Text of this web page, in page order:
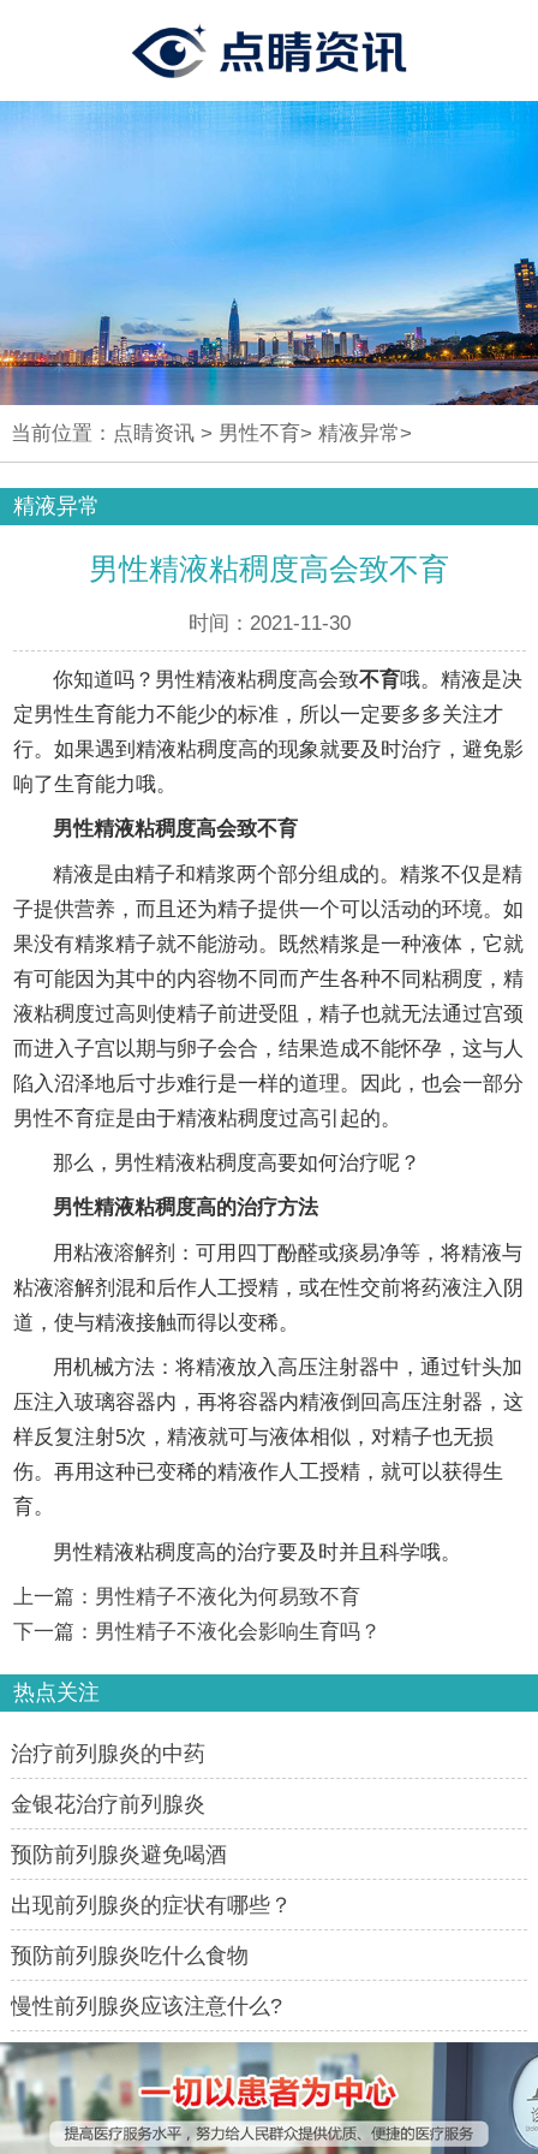
当前位置： 点睛资讯> 男性不育> 精液异常>
精液异常
男性精液粘稠度高会致不育
时间：2021-11-30
你知道吗？男性精液粘稠度高会致不育哦。精液是决
定男性生育能力不能少的标准，所以一定要多多关注才
行。如果遇到精液粘稠度高的现象就要及时治疗，避免影
响了生育能力哦。
男性精液粘稠度高会致不育
精液是由精子和精浆两个部分组成的。精浆不仅是精
子提供营养，而且还为精子提供一个可以活动的环境。如
果没有精浆精子就不能游动。既然精浆是一种液体，它就
有可能因为其中的内容物不同而产生各种不同粘稠度，精
液粘稠度过高则使精子前进受阻，精子也就无法通过宫颈
而进入子宫以期与卵子会合，结果造成不能怀孕，这与人
陷入沼泽地后寸步难行是一样的道理。因此，也会一部分
男性不育症是由于精液粘稠度过高引起的。
那么，男性精液粘稠度高要如何治疗呢？
男性精液粘稠度高的治疗方法
用粘液溶解剂：可用四丁酚醛或痰易净等，将精液与
粘液溶解剂混和后作人工授精，或在性交前将药液注入阴
道，使与精液接触而得以变稀。
用机械方法：将精液放入高压注射器中，通过针头加
压注入玻璃容器内，再将容器内精液倒回高压注射器，这
样反复注射5次，精液就可与液体相似，对精子也无损
伤。再用这种已变稀的精液作人工授精，就可以获得生
育。
男性精液粘稠度高的治疗要及时并且科学哦。
上一篇： 男性精子不液化为何易致不育
下一篇： 男性精子不液化会影响生育吗？
热点关注
治疗前列腺炎的中药
金银花治疗前列腺炎
预防前列腺炎避免喝酒
出现前列腺炎的症状有哪些？
预防前列腺炎吃什么食物
慢性前列腺炎应该注意什么?